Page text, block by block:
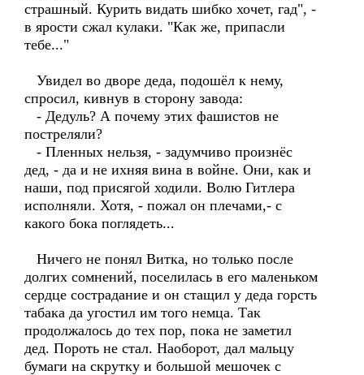
страшный. Курить видать шибко хочет, гад", -
в ярости сжал кулаки. "Как же, припасли
тебе..."
Увидел во дворе деда, подошёл к нему,
спросил, кивнув в сторону завода:
- Дедуль? А почему этих фашистов не
постреляли?
- Пленных нельзя, - задумчиво произнёс
дед, - да и не ихняя вина в войне. Они, как и
наши, под присягой ходили. Волю Гитлера
исполняли. Хотя, - пожал он плечами,- с
какого бока поглядеть...
Ничего не понял Витка, но только после
долгих сомнений, поселилась в его маленьком
сердце сострадание и он стащил у деда горсть
табака да угостил им того немца. Так
продолжалось до тех пор, пока не заметил
дед. Пороть не стал. Наоборот, дал мальцу
бумаги на скрутку и большой мешочек с